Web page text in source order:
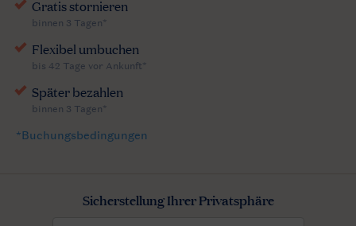
Sicherstellung Ihrer Privatsphäre